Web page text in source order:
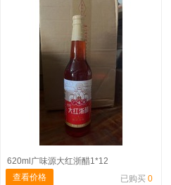
620ml广味源大红浙醋1*12
查看价格
已购买 0